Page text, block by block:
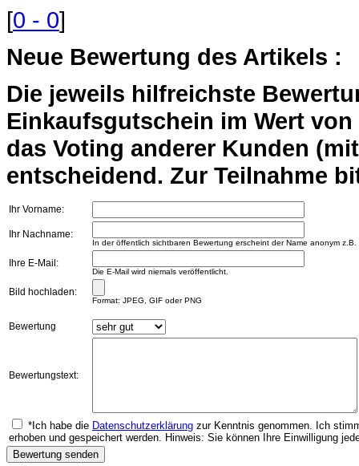
[0 - 0]
Neue Bewertung des Artikels :
Die jeweils hilfreichste
Einkaufsgutschein im Wert
das Voting anderer Kunden
entscheidend. Zur Teilnahme
Ihr Vorname:
Ihr Nachname:
In der öffentlich sichtbaren Bewertung erscheint der Name anonym
Ihre E-Mail:
Die E-Mail wird niemals veröffentlicht.
Bild hochladen:
Format: JPEG, GIF oder PNG
Bewertung
Bewertungstext:
*Ich habe die Datenschutzerklärung zur Kenntnis genommen. Ich
erhoben und gespeichert werden. Hinweis: Sie können Ihre Einwilligung